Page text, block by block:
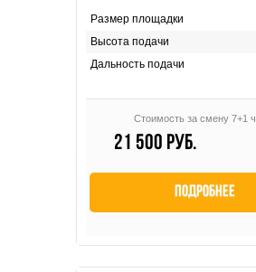
Размер площадки
Высота подачи
Дальность подачи
Стоимость за смену 7+1 ч.
21 500 руб.
Подробнее